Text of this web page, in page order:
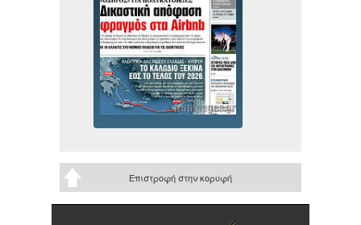
Επιστροφή στην κορυφή